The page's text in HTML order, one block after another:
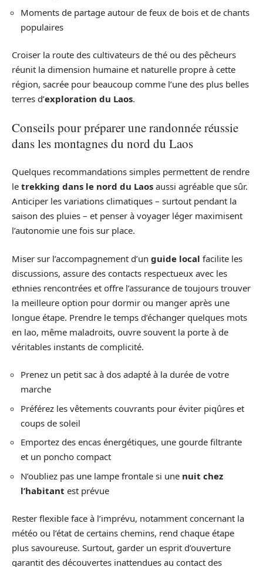
Moments de partage autour de feux de bois et de chants
populaires
Croiser la route des cultivateurs de thé ou des pêcheurs
réunit la dimension humaine et naturelle propre à cette
région, sacrée pour beaucoup comme l’une des plus belles
terres d’exploration du Laos.
Conseils pour préparer une randonnée réussie
dans les montagnes du nord du Laos
Quelques recommandations simples permettent de rendre
le trekking dans le nord du Laos aussi agréable que sûr.
Anticiper les variations climatiques – surtout pendant la
saison des pluies – et penser à voyager léger maximisent
l’autonomie une fois sur place.
Miser sur l’accompagnement d’un guide local facilite les
discussions, assure des contacts respectueux avec les
ethnies rencontrées et offre l’assurance de toujours trouver
la meilleure option pour dormir ou manger après une
longue étape. Prendre le temps d’échanger quelques mots
en lao, même maladroits, ouvre souvent la porte à de
véritables instants de complicité.
Prenez un petit sac à dos adapté à la durée de votre
marche
Préférez les vêtements couvrants pour éviter piqûres et
coups de soleil
Emportez des encas énergétiques, une gourde filtrante
et un poncho compact
N’oubliez pas une lampe frontale si une nuit chez
l’habitant est prévue
Rester flexible face à l’imprévu, notamment concernant la
météo ou l’état de certains chemins, rend chaque étape
plus savoureuse. Surtout, garder un esprit d’ouverture
garantit des découvertes inattendues au contact des